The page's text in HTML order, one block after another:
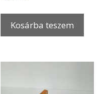
Kosárba teszem